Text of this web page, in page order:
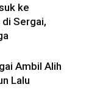
ke
Sergai,
Ambil Alih
Lalu